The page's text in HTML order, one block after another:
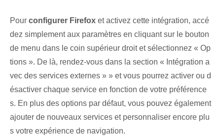
Pour configurer Firefox et activez cette intégration, accé
dez simplement aux paramètres en cliquant sur le bouton
de menu dans le coin supérieur droit et sélectionnez « Op
tions ». De là, rendez-vous dans la section « Intégration a
vec des services externes » » et vous pourrez activer ou d
ésactiver chaque service en fonction de votre préférence
s. ⁢En plus des options par défaut, vous pouvez également
ajouter de nouveaux services et personnaliser encore plu
s votre expérience de navigation.